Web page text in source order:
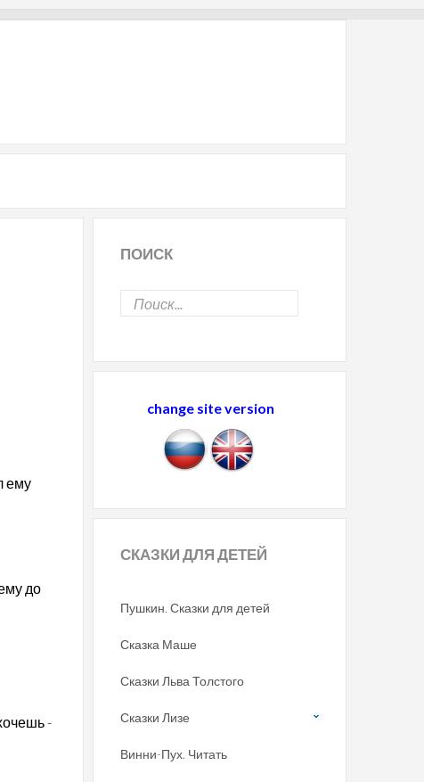
ему
до
-
ПОИСК
change site version
СКАЗКИДЛЯ ДЕТЕЙ
Пушкин. Сказки для детей
Сказка Маше
Сказки Льва Толстого
Сказки Лизе
Винни-Пух. Читать